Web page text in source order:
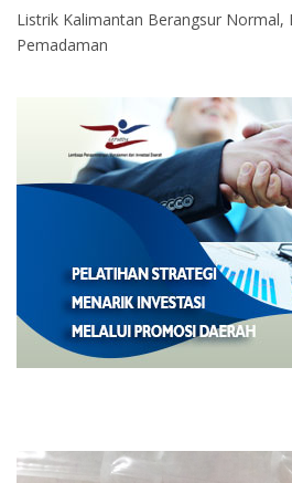
Listrik Kalimantan Berangsur Normal,
Pemadaman